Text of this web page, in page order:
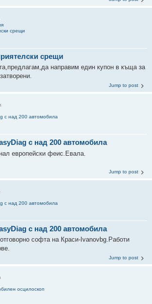
срещи
срещи
направим един купон в къща за
Jump to post
с над 200 автомобила
с над 200 автомобила
европейски феис.Евала.
Jump to post
с над 200 автомобила
с над 200 автомобила
софта на Краси-Ivanovbg.Работи
Jump to post
осцилоскоп